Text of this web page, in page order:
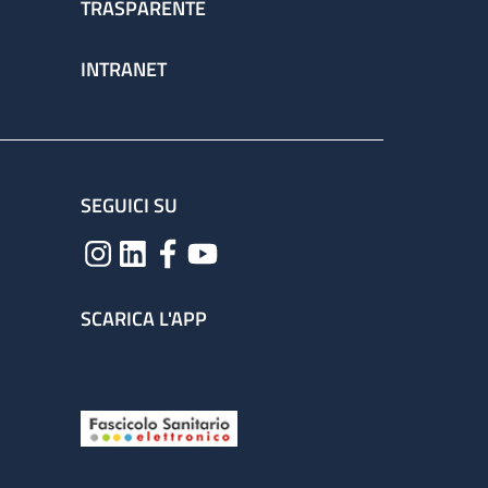
TRASPARENTE
INTRANET
SEGUICI SU
SCARICA L'APP